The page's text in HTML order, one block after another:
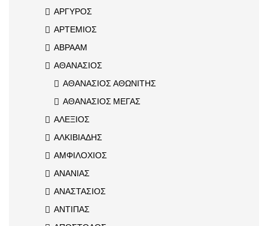
ΑΡΓΥΡΟΣ
ΑΡΤΕΜΙΟΣ
ΑΒΡΑΑΜ
ΑΘΑΝΑΣΙΟΣ
ΑΘΑΝΑΣΙΟΣ ΑΘΩΝΙΤΗΣ
ΑΘΑΝΑΣΙΟΣ ΜΕΓΑΣ
ΑΛΕΞΙΟΣ
ΑΛΚΙΒΙΑΔΗΣ
ΑΜΦΙΛΟΧΙΟΣ
ΑΝΑΝΙΑΣ
ΑΝΑΣΤΑΣΙΟΣ
ΑΝΤΙΠΑΣ